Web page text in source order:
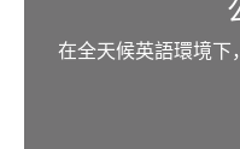
在全天候英語環境下